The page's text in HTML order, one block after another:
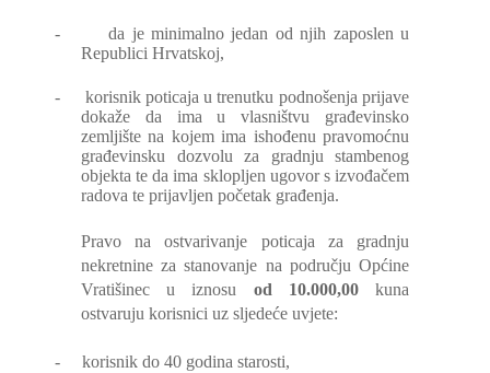
-
da je minimalno jedan od njih zaposlen u
Republici Hrvatskoj,
-
korisnik poticaja u trenutku podnošenja prijave
dokaže da ima u vlasništvu građevinsko
zemljište na kojem ima ishođenu pravomoćnu
građevinsku dozvolu za gradnju stambenog
objekta te da ima sklopljen ugovor s izvođačem
radova te prijavljen početak građenja.
Pravo na ostvarivanje poticaja za gradnju
nekretnine za stanovanje na području Općine
Vratišinec u iznosu od 10.000,00kuna
ostvaruju korisnici uz sljedeće uvjete:
- korisnik do 40 godina starosti,